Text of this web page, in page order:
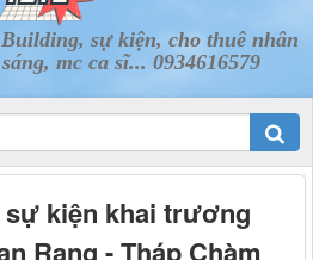
sự kiện, cho thuê nhân
mc ca sĩ... 0934616579
kiện khai trương
Rang - Tháp Chàm